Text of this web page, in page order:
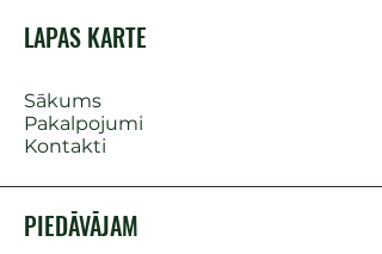
LAPAS KARTE
Sākums
Pakalpojumi
Kontakti
PIEDĀVĀJAM